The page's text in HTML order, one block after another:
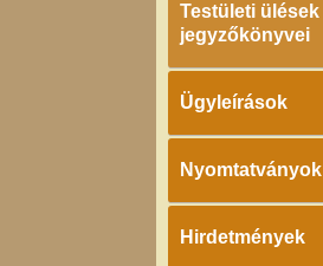
Testületi ülések
jegyzőkönyvei
Ügyleírások
Nyomtatványok
Hirdetmények